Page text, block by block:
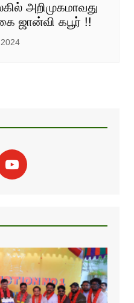
அறிமுகமாவது
ஜான்வி கபூர் !!